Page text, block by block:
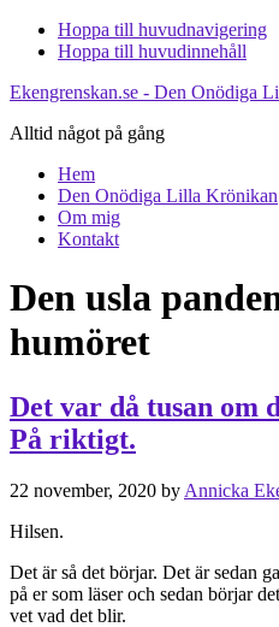
Hoppa till huvudnavigering
Hoppa till huvudinnehåll
Ekengrenskan.se - Den Onödiga
Alltid något på gång
Hem
Den Onödiga Lilla Krönikan
Om mig
Kontakt
Den usla
humöret
Det var då tusan om
På riktigt.
22 november, 2020 by Annicka
Hilsen.
Det är så det börjar. Det är sedan
på er som läser och sedan börjar
vet vad det blir.